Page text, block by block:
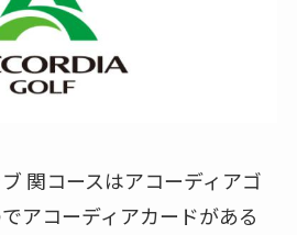
関コースはアコーディアゴ
アコーディアカードがある